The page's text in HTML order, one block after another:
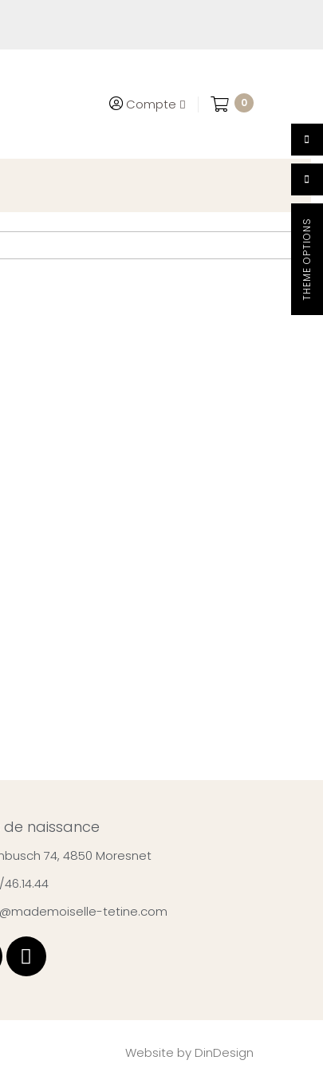
Compte 0

de naissance
74, 4850 Moresnet
tetine.com
Website by DinDesign
THEME OPTIONS